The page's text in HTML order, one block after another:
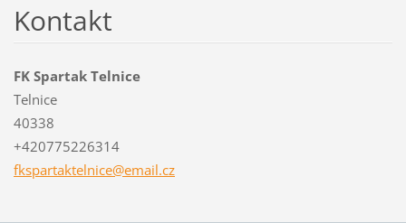
Kontakt
FK Spartak Telnice
Telnice
40338
+420775226314
fkspartaktelnice@email.cz